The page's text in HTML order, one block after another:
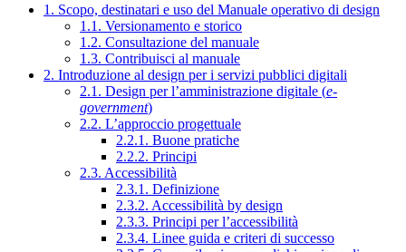
1. Scopo, destinatari e uso del Manuale operativo di design
1.1. Versionamento e storico
1.2. Consultazione del manuale
1.3. Contribuisci al manuale
2. Introduzione al design per i servizi pubblici digitali
2.1. Design per l’amministrazione digitale (e-
government)
2.2. L’approccio progettuale
2.2.1. Buone pratiche
2.2.2. Principi
2.3. Accessibilità
2.3.1. Definizione
2.3.2. Accessibilità by design
2.3.3. Principi per l’accessibilità
2.3.4. Linee guida e criteri di successo